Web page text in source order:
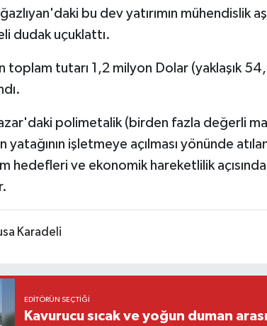
bu dev yatırımın mühendislik
dudak uçuklattı.
toplam tutarı 1,2 milyon Dolar (yaklaşık
polimetalik (birden fazla değerli
yatağının işletmeye açılması yönünde
hedefleri ve ekonomik hareketlilik
Karadeli
EDITÖRÜN SEÇTIĞI
Kavurucu sıcak ve yoğun duman